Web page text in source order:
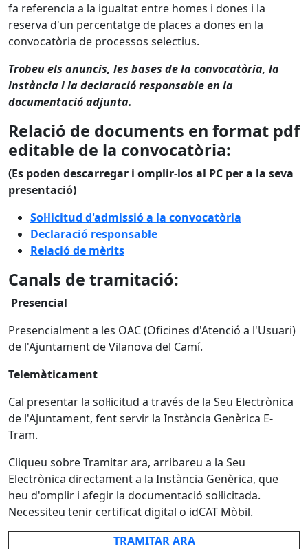
fa referencia a la igualtat entre homes i dones i la
reserva d'un percentatge de places a dones en la
convocatòria de processos selectius.
Trobeu els anuncis, les bases de la convocatòria, la
instància i la declaració responsable en la
documentació adjunta.
Relació de documents en format pdf
editable de la convocatòria:
(Es poden descarregar i omplir-los al PC per a la seva
presentació)
Sol·licitud d'admissió a la convocatòria
Declaració responsable
Relació de mèrits
Canals de tramitació:
Presencial
Presencialment a les OAC (Oficines d'Atenció a l'Usuari)
de l'Ajuntament de Vilanova del Camí.
Telemàticament
Cal presentar la sol·licitud a través de la Seu Electrònica
de l'Ajuntament, fent servir la Instància Genèrica E-
Tram.
Cliqueu sobre Tramitar ara, arribareu a la Seu
Electrònica directament a la Instància Genèrica, que
heu d'omplir i afegir la documentació sol·licitada.
Necessiteu tenir certificat digital o idCAT Mòbil.
TRAMITAR ARA